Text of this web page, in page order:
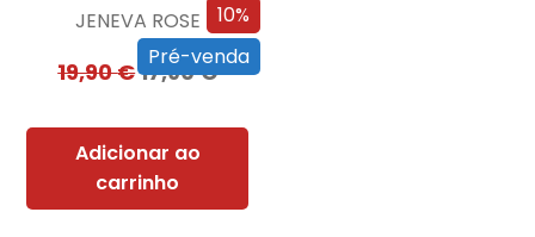
10%
Pré-venda
JENEVA ROSE
19,90€17,90€
Adicionar ao
carrinho